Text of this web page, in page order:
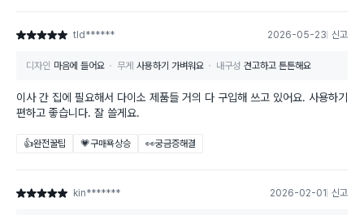
별점 5점 tld****** 2026-05-23 신고
디자인 마음에 들어요 무게 사용하기 가벼워요 내구성 견고하고 튼튼해요
이사 간 집에 필요해서 다이소 제품들 거의 다 구입해 쓰고 있어요. 사용하기
편하고 좋습니다. 잘 쓸게요.
👍완전꿀팁 💗구매욕상승 👀궁금증해결
별점 5점 kin******* 2026-02-01 신고